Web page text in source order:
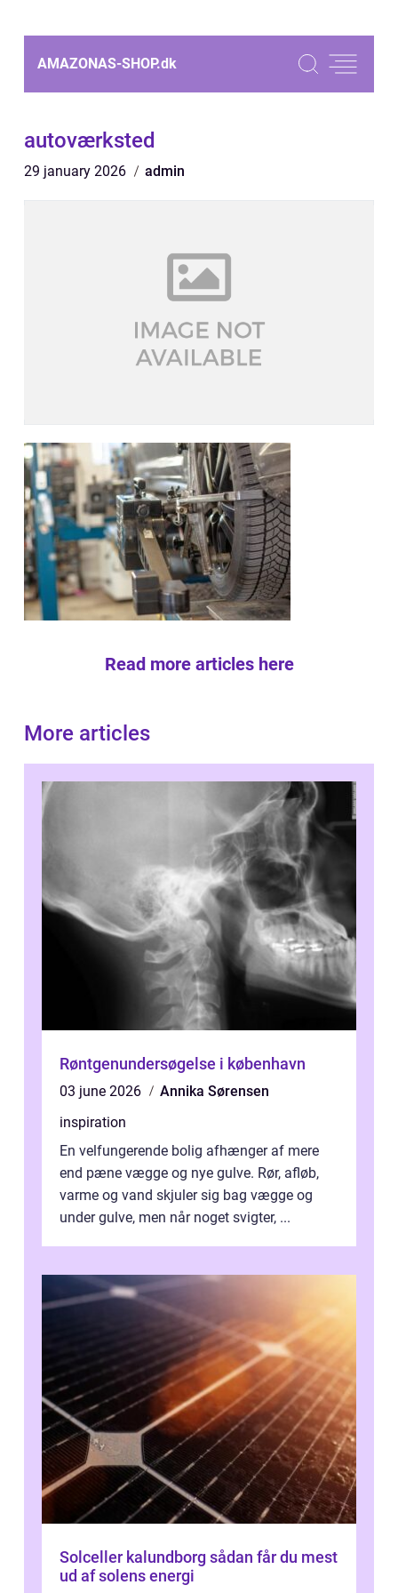
AMAZONAS-SHOP.dk
autoværksted
29 january 2026 admin
Read more articles here
More articles
Røntgenundersøgelse i københavn
03 june 2026
Annika Sørensen
inspiration
En velfungerende bolig afhænger af mere
end pæne vægge og nye gulve. Rør, afløb,
varme og vand skjuler sig bag vægge og
under gulve, men når noget svigter, ...
Solceller kalundborg sådan får du mest
ud af solens energi